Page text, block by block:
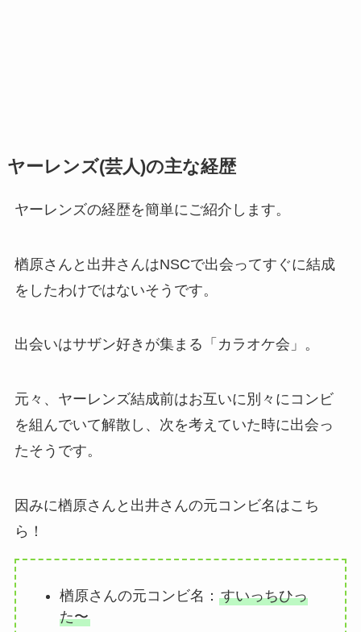
ヤーレンズ(芸人)の主な経歴
ヤーレンズの経歴を簡単にご紹介します。
楢原さんと出井さんはNSCで出会ってすぐに結成
をしたわけではないそうです。
出会いはサザン好きが集まる「カラオケ会」。
元々、ヤーレンズ結成前はお互いに別々にコンビ
を組んでいて解散し、次を考えていた時に出会っ
たそうです。
因みに楢原さんと出井さんの元コンビ名はこち
ら！
楢原さんの元コンビ名： すいっちひっ
た〜